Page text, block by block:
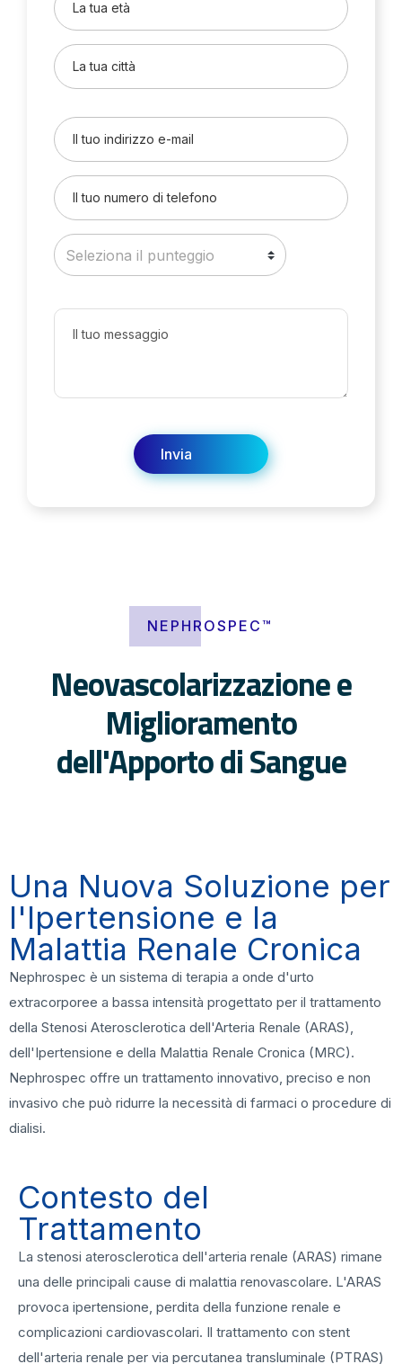
NEPHROSPEC™
Neovascolarizzazione e
Miglioramento
dell'Apporto di Sangue
Una Nuova Soluzione per
l'Ipertensione e la
Malattia Renale Cronica
Nephrospec è un sistema di terapia a onde d'urto
extracorporee a bassa intensità progettato per il trattamento
della Stenosi Aterosclerotica dell'Arteria Renale (ARAS),
dell'Ipertensione e della Malattia Renale Cronica (MRC).
Nephrospec offre un trattamento innovativo, preciso e non
invasivo che può ridurre la necessità di farmaci o procedure di
dialisi.
Contesto del
Trattamento
La stenosi aterosclerotica dell'arteria renale (ARAS) rimane
una delle principali cause di malattia renovascolare. L'ARAS
provoca ipertensione, perdita della funzione renale e
complicazioni cardiovascolari. Il trattamento con stent
dell'arteria renale per via percutanea transluminale (PTRAS)